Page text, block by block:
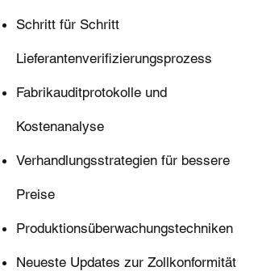
Schritt für Schritt
Lieferantenverifizierungsprozess
Fabrikauditprotokolle und
Kostenanalyse
Verhandlungsstrategien für bessere
Preise
Produktionsüberwachungstechniken
Neueste Updates zur Zollkonformität